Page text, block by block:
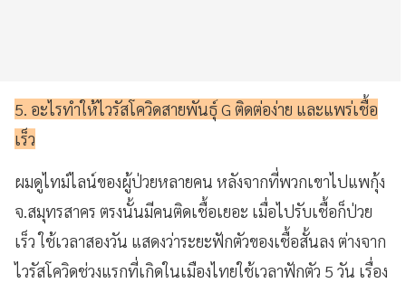
5. อะไรทำให้ไวรัสโควิดสายพันธุ์ G ติดต่อง่าย และแพร่เชื้อ
เร็ว
ผมดูไทม์ไลน์ของผู้ป่วยหลายคน หลังจากที่พวกเขาไปแพกุ้ง
จ.สมุทรสาคร ตรงนั้นมีคนติดเชื้อเยอะ เมื่อไปรับเชื้อก็ป่วย
เร็ว ใช้เวลาสองวัน แสดงว่าระยะฟักตัวของเชื้อสั้นลง ต่างจาก
ไวรัสโควิดช่วงแรกที่เกิดในเมืองไทยใช้เวลาฟักตัว 5 วัน เรื่อง